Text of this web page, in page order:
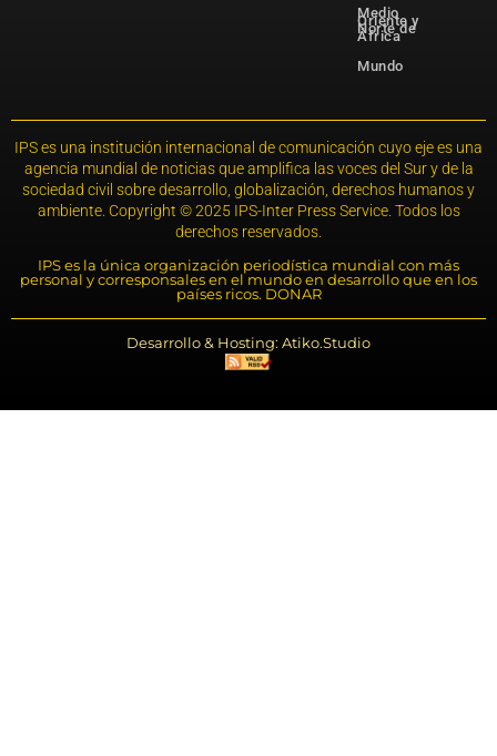
Medio
Oriente y
Norte de
África
Mundo
IPS es una institución internacional de comunicación cuyo eje es una
agencia mundial de noticias que amplifica las voces del Sur y de la
sociedad civil sobre desarrollo, globalización, derechos humanos y
ambiente. Copyright © 2025 IPS-Inter Press Service. Todos los
derechos reservados.
IPS es la única organización periodística mundial con más
personal y corresponsales en el mundo en desarrollo que en los
países ricos. DONAR
Desarrollo & Hosting: Atiko.Studio